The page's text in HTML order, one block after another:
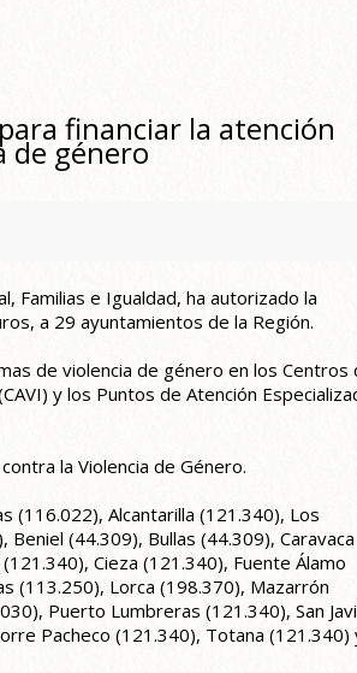
financiar la atención
de género
Familias e Igualdad, ha autorizado la
a 29 ayuntamientos de la Región.
de violencia de género en los Centros
y los Puntos de Atención
la Violencia de Género.
(116.022), Alcantarilla (121.340), Los
(44.309), Bullas (44.309), Caravaca
Cieza (121.340), Fuente Álamo
(113.250), Lorca (198.370), Mazarrón
Puerto Lumbreras (121.340), San
Pacheco (121.340), Totana (121.340)